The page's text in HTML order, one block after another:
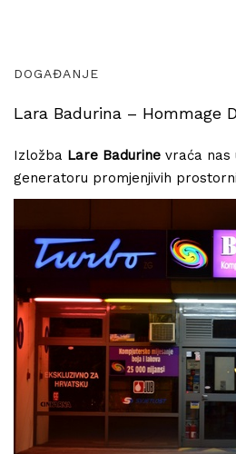
DOGAĐANJE
Lara Badurina – Hommage
Izložba Lare Badurine vraća nas
generatoru promjenjivih